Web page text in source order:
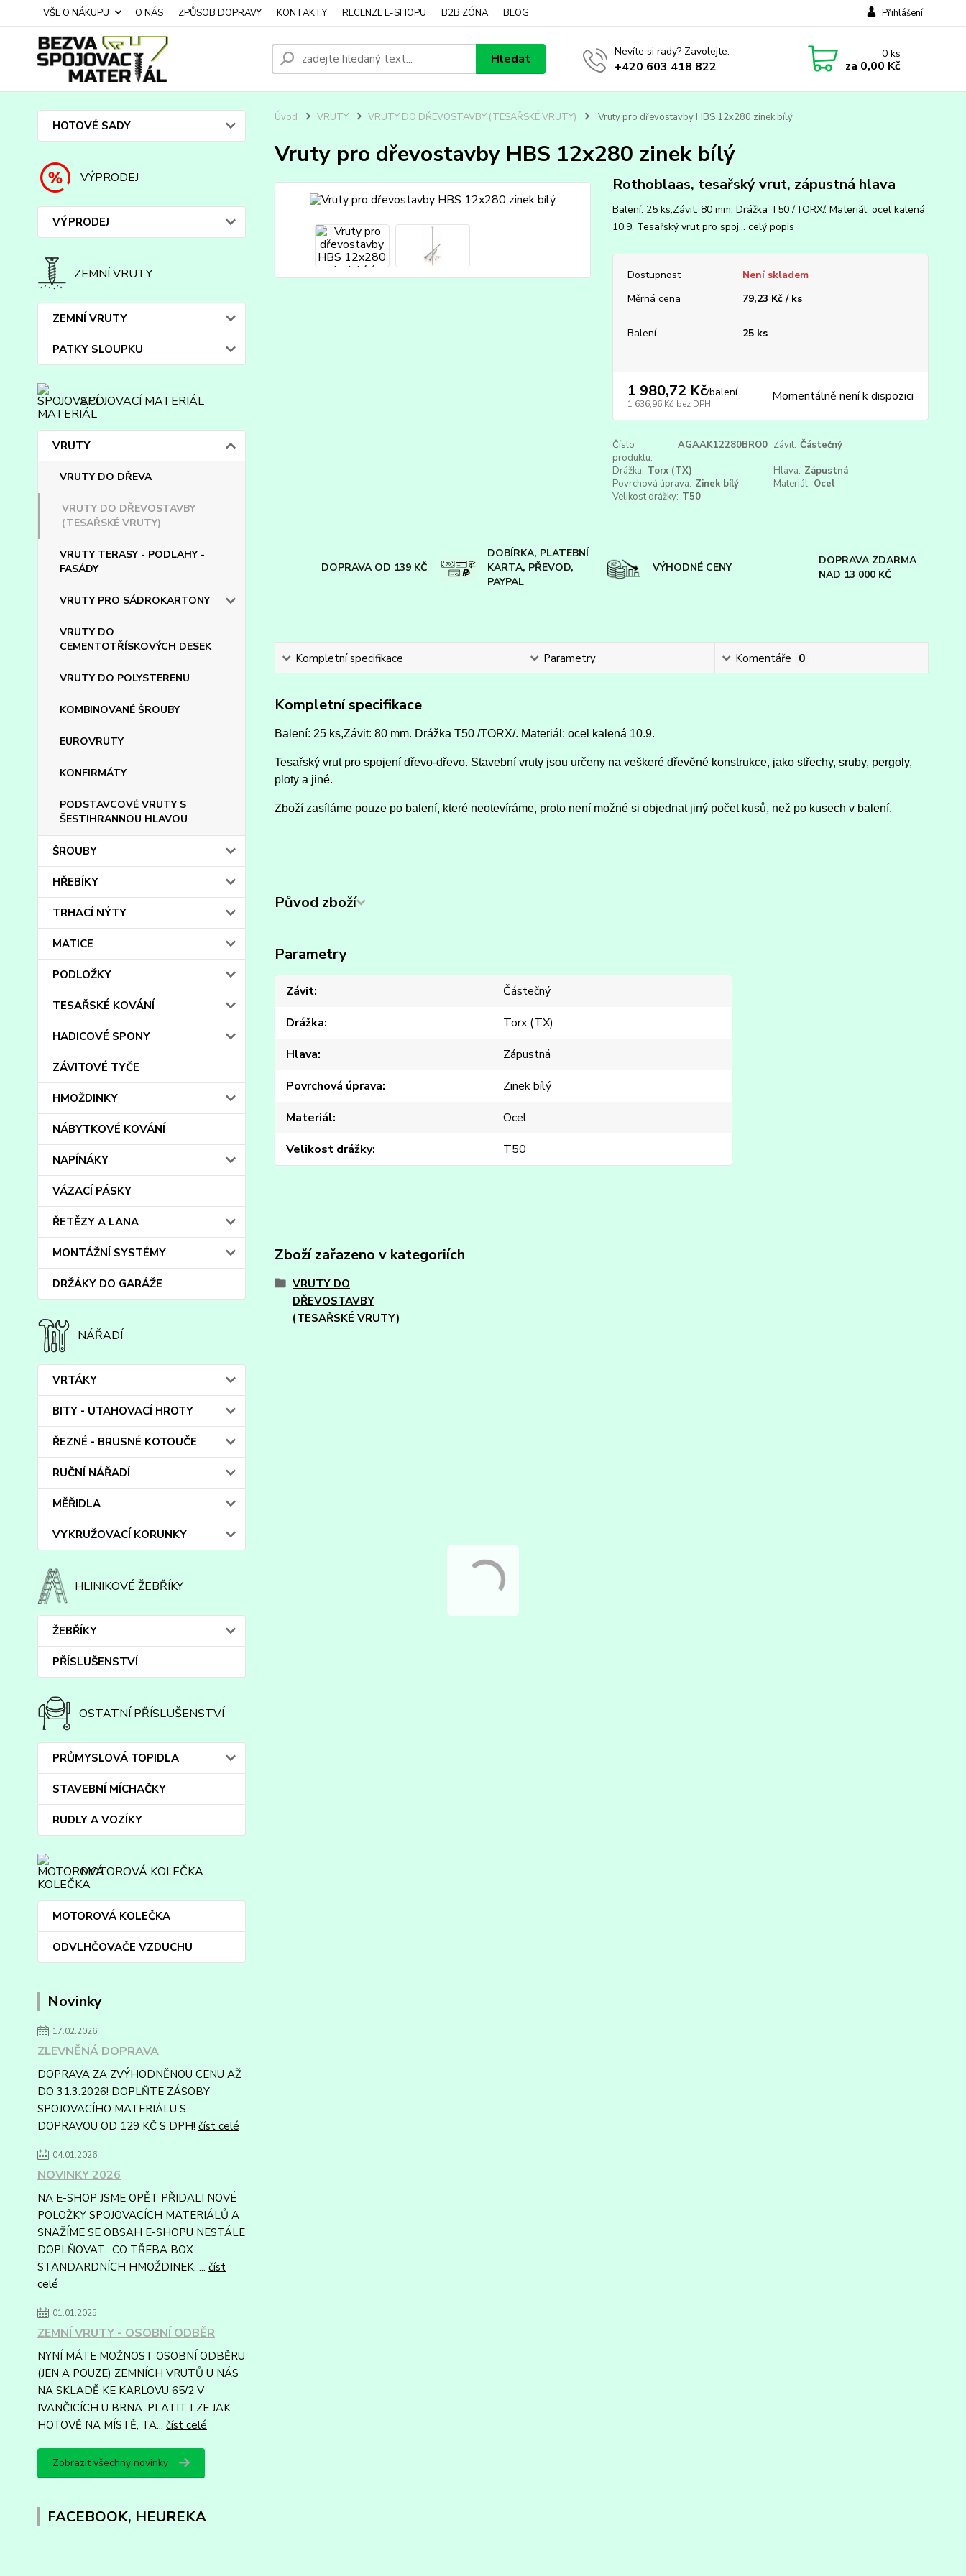
VŠE O NÁKUPU O NÁS ZPŮSOB DOPRAVY KONTAKTY RECENZE E-SHOPU B2B ZÓNA BLOG Přihlášení
Hledat Nevíte si rady? Zavolejte.
+420 603 418 822
0ks
za 0,00 Kč
HOTOVÉ SADY
VÝPRODEJ
VÝPRODEJ
ZEMNÍ VRUTY
ZEMNÍ VRUTY
PATKY SLOUPKU
SPOJOVACÍ MATERIÁL
VRUTY
VRUTY DO DŘEVA
VRUTY DO DŘEVOSTAVBY
(TESAŘSKÉ VRUTY)
VRUTY TERASY - PODLAHY -
FASÁDY
VRUTY PRO SÁDROKARTONY
VRUTY DO
CEMENTOTŘÍSKOVÝCH DESEK
VRUTY DO POLYSTERENU
KOMBINOVANÉ ŠROUBY
EUROVRUTY
KONFIRMÁTY
PODSTAVCOVÉ VRUTY S
ŠESTIHRANNOU HLAVOU
ŠROUBY
HŘEBÍKY
TRHACÍ NÝTY
MATICE
PODLOŽKY
TESAŘSKÉ KOVÁNÍ
HADICOVÉ SPONY
ZÁVITOVÉ TYČE
HMOŽDINKY
NÁBYTKOVÉ KOVÁNÍ
NAPÍNÁKY
VÁZACÍ PÁSKY
ŘETĚZY A LANA
MONTÁŽNÍ SYSTÉMY
DRŽÁKY DO GARÁŽE
NÁŘADÍ
VRTÁKY
BITY - UTAHOVACÍ HROTY
ŘEZNÉ - BRUSNÉ KOTOUČE
RUČNÍ NÁŘADÍ
MĚŘIDLA
VYKRUŽOVACÍ KORUNKY
HLINIKOVÉ ŽEBŘÍKY
ŽEBŘÍKY
PŘÍSLUŠENSTVÍ
OSTATNÍ PŘÍSLUŠENSTVÍ
PRŮMYSLOVÁ TOPIDLA
STAVEBNÍ MÍCHAČKY
RUDLY A VOZÍKY
MOTOROVÁ KOLEČKA
MOTOROVÁ KOLEČKA
ODVLHČOVAČE VZDUCHU
Novinky
17.02.2026
ZLEVNĚNÁ DOPRAVA
DOPRAVA ZA ZVÝHODNĚNOU CENU AŽ
DO 31.3.2026! DOPLŇTE ZÁSOBY
SPOJOVACÍHO MATERIÁLU S
DOPRAVOU OD 129 KČ S DPH! číst celé
04.01.2026
NOVINKY 2026
NA E-SHOP JSME OPĚT PŘIDALI NOVÉ
POLOŽKY SPOJOVACÍCH MATERIÁLŮ A
SNAŽÍME SE OBSAH E-SHOPU NESTÁLE
DOPLŇOVAT. CO TŘEBA BOX
STANDARDNÍCH HMOŽDINEK, ... číst
celé
01.01.2025
ZEMNÍ VRUTY - OSOBNÍ ODBĚR
NYNÍ MÁTE MOŽNOST OSOBNÍ ODBĚRU
(JEN A POUZE) ZEMNÍCH VRUTŮ U NÁS
NA SKLADĚ KE KARLOVU 65/2 V
IVANČICÍCH U BRNA. PLATIT LZE JAK
HOTOVĚ NA MÍSTĚ, TA... číst celé
Zobrazit všechny novinky
FACEBOOK, HEUREKA
Úvod VRUTY VRUTY DO DŘEVOSTAVBY (TESAŘSKÉ VRUTY) Vruty pro dřevostavby HBS 12x280 zinek bílý
Vruty pro dřevostavby HBS 12x280 zinek bílý
Rothoblaas, tesařský vrut, zápustná hlava
Balení: 25 ks,Závit: 80 mm. Drážka T50 /TORX/. Materiál: ocel kalená
10.9. Tesařský vrut pro spoj... celý popis
Dostupnost
Není skladem
Měrná cena
79,23 Kč / ks
Balení 25 ks
1 980,72 Kč/balení
1 636,96 Kč bez DPH Momentálně není k dispozici
Číslo
produktu:
AGAAK12280BRO0 Závit: Částečný
Drážka: Torx (TX) Hlava: Zápustná
Povrchová úprava: Zinek bílý Materiál: Ocel
Velikost drážky: T50
DOPRAVA OD 139 KČ
DOBÍRKA, PLATEBNÍ
KARTA, PŘEVOD,
PAYPAL
VÝHODNÉ CENY
DOPRAVA ZDARMA
NAD 13 000 KČ
Kompletní specifikace Parametry Komentáře 0
Kompletní specifikace
Balení: 25 ks,Závit: 80 mm. Drážka T50 /TORX/. Materiál: ocel kalená 10.9.
Tesařský vrut pro spojení dřevo-dřevo. Stavební vruty jsou určeny na veškeré dřevěné konstrukce, jako střechy, sruby, pergoly,
ploty a jiné.
Zboží zasíláme pouze po balení, které neotevíráme, proto není možné si objednat jiný počet kusů, než po kusech v balení.
Původ zboží
Parametry
Závit
Částečný
Drážka
Torx (TX)
Hlava
Zápustná
Povrchová úprava
Zinek bílý
Materiál
Ocel
Velikost drážky
T50
Zboží zařazeno v kategoriích
VRUTY DO
DŘEVOSTAVBY
(TESAŘSKÉ VRUTY)